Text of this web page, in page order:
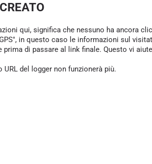
qui, significa che nessuno ha ancora
in questo caso le informazioni sul
di passare al link finale. Questo vi
del logger non funzionerà più.